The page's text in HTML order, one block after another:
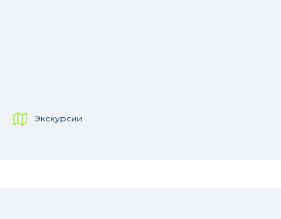
Экскурсии